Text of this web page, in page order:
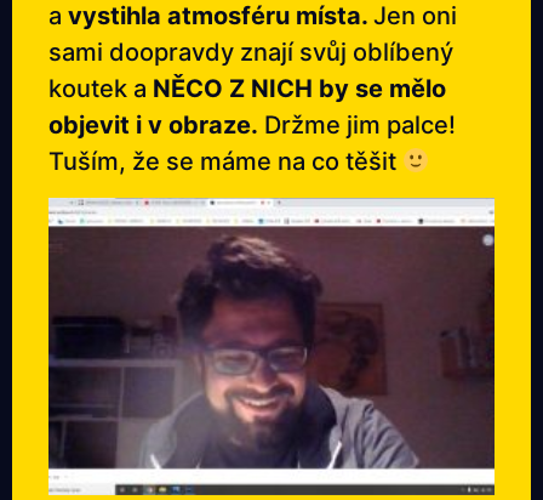
a vystihla atmosféru místa. Jen oni
sami doopravdy znají svůj oblíbený
koutek a NĚCO Z NICH by se mělo
objevit i v obraze. Držme jim palce!
Tuším, že se máme na co těšit